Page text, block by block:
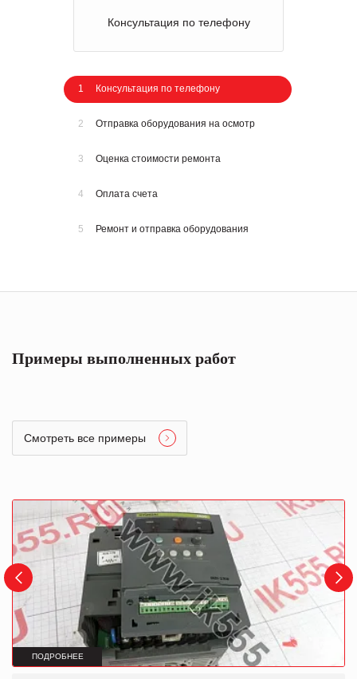
Консультация по телефону
1 Консультация по телефону
2 Отправка оборудования на осмотр
3 Оценка стоимости ремонта
4 Оплата счета
5 Ремонт и отправка оборудования
Примеры выполненных работ
Смотреть все примеры
ПОДРОБНЕЕ